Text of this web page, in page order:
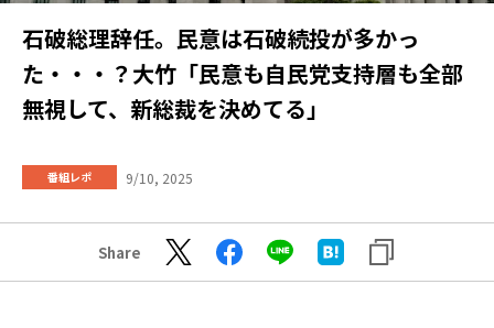
石破総理辞任。民意は石破続投が多かっ
た・・・？大竹「民意も自民党支持層も全部
無視して、新総裁を決めてる」
番組レポ 9/10, 2025
Share